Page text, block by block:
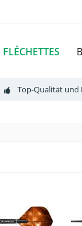
FLÉCHETTES
Top-Qualität und